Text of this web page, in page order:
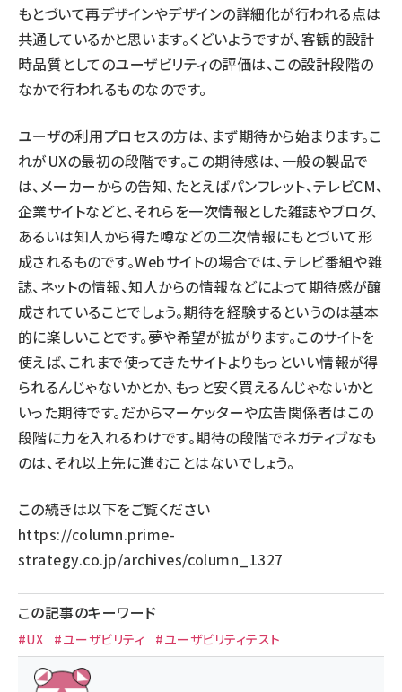
もとづいて再デザインやデザインの詳細化が行われる点は
共通しているかと思います。くどいようですが、客観的設計
時品質としてのユーザビリティの評価は、この設計段階の
なかで行われるものなのです。
ユーザの利用プロセスの方は、まず期待から始まります。こ
れがUXの最初の段階です。この期待感は、一般の製品で
は、メーカーからの告知、たとえばパンフレット、テレビCM、
企業サイトなどと、それらを一次情報とした雑誌やブログ、
あるいは知人から得た噂などの二次情報にもとづいて形
成されるものです。Webサイトの場合では、テレビ番組や雑
誌、ネットの情報、知人からの情報などによって期待感が醸
成されていることでしょう。期待を経験するというのは基本
的に楽しいことです。夢や希望が拡がります。このサイトを
使えば、これまで使ってきたサイトよりもっといい情報が得
られるんじゃないかとか、もっと安く買えるんじゃないかと
いった期待です。だからマーケッターや広告関係者はこの
段階に力を入れるわけです。期待の段階でネガティブなも
のは、それ以上先に進むことはないでしょう。
この続きは以下をご覧ください
https://column.prime-
strategy.co.jp/archives/column_1327
この記事のキーワード
#UX #ユーザビリティ #ユーザビリティテスト